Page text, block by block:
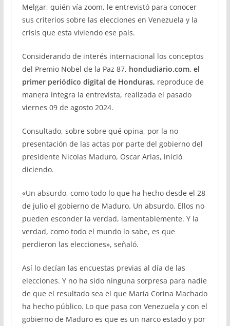
Melgar, quién vía zoom, le entrevistó para conocer
sus criterios sobre las elecciones en Venezuela y la
crisis que esta viviendo ese país.
Considerando de interés internacional los conceptos
del Premio Nobel de la Paz 87, hondudiario.com, el
primer periódico digital de Honduras, reproduce de
manera íntegra la entrevista, realizada el pasado
viernes 09 de agosto 2024.
Consultado, sobre sobre qué opina, por la no
presentación de las actas por parte del gobierno del
presidente Nicolas Maduro, Oscar Arias, inició
diciendo.
«Un absurdo, como todo lo que ha hecho desde el 28
de julio el gobierno de Maduro. Un absurdo. Ellos no
pueden esconder la verdad, lamentablemente. Y la
verdad, como todo el mundo lo sabe, es que
perdieron las elecciones», señaló.
Así lo decían las encuestas previas al día de las
elecciones. Y no ha sido ninguna sorpresa para nadie
de que el resultado sea el que María Corina Machado
ha hecho público. Lo que pasa con Venezuela y con el
gobierno de Maduro es que es un narco estado y por